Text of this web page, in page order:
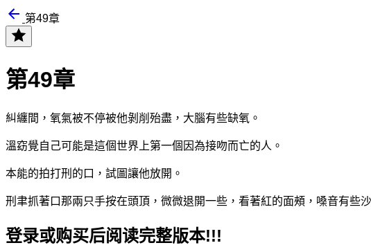
第49章
第49章
糾纏間，氧氣被不停被他剝削殆盡，大腦有些缺氧。
溫窈覺自己可能是這個世界上第一個因為接吻而亡的人。
本能的拍打刑的 口，試圖讓他放開 。
刑聿抓著口那兩只手按在頭頂， 微微退開一些，看著紅的面頰，嗓音有些
登录或购买后阅读完整版本!!!